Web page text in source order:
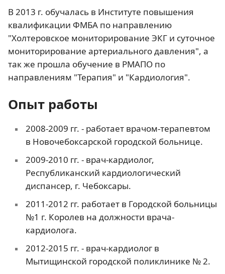
В 2013 г. обучалась в Институте повышения
квалификации ФМБА по направлению
"Холтеровское мониторирование ЭКГ и суточное
мониторирование артериального давления", а
так же прошла обучение в РМАПО по
направлениям "Терапия" и "Кардиология".
Опыт работы
2008-2009 гг. - работает врачом-терапевтом
в Новочебоксарской городской больнице.
2009-2010 гг. - врач-кардиолог,
Республиканский кардиологический
диспансер, г. Чебоксары.
2011-2012 гг. работает в Городской больницы
№1 г. Королев на должности врача-
кардиолога.
2012-2015 гг. - врач-кардиолог в
Мытищинской городской поликлинике № 2.